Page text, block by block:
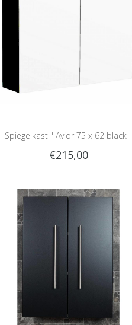
Spiegelkast " Avior 75 x 62 black "
€215,00